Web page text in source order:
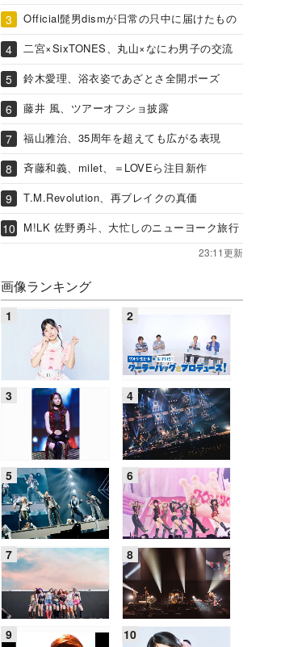
Official髭男dismが日常の只中に届けたもの
二宮×SixTONES、丸山×なにわ男子の交流
鈴木愛理、浴衣姿であざとさ全開ポーズ
藤井 風、ツアーオフショ披露
福山雅治、35周年を超えても広がる表現
斉藤和義、milet、＝LOVEら注目新作
T.M.Revolution、再ブレイクの真価
M!LK 佐野勇斗、大忙しのニューヨーク旅行
23:11更新
画像ランキング